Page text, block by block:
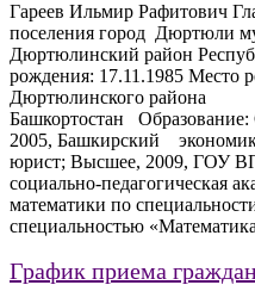
Гареев Ильмир Рафитович
поселения город Дюртюли
Дюртюлинский район
рождения: 17.11.1985 Место
Дюртюлинского
Башкортостан Образование:
2005, Башкирский
юрист; Высшее, 2009, ГОУ
социально-педагогическая
математики по
специальностью
График приема